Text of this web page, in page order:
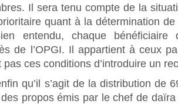
Il sera tenu compte de la
quant à la détermination
entendu, chaque bénéficiaire
de l’OPGI. Il appartient à ceux
pas ces conditions d’introduire un
qu’il s’agit de la distribution de
propos émis par le chef de